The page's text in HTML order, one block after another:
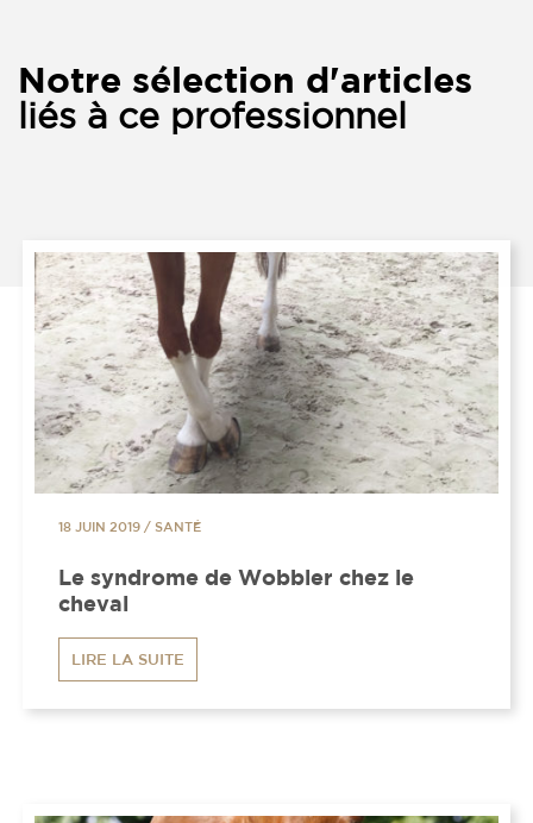
Notre sélection d'articles
liés à ce professionnel
18 JUIN 2019 /SANTÉ
Le syndrome de Wobbler chez le
cheval
LIRE LA SUITE